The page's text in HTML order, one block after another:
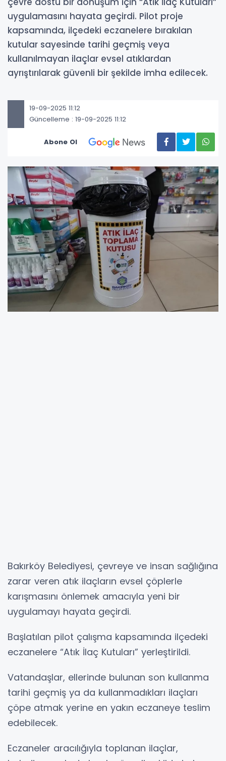
uygulamasını hayata geçirdi. Pilot proje
kapsamında, ilçedeki eczanelere bırakılan
kutular sayesinde tarihi geçmiş veya
kullanılmayan ilaçlar evsel atıklardan
ayrıştırılarak güvenli bir şekilde imha edilecek.
19-09-2025 11:12
Güncelleme : 19-09-2025 11:12
Abone Ol
Bakırköy Belediyesi, çevreye ve insan sağlığına
zarar veren atık ilaçların evsel çöplerle
karışmasını önlemek amacıyla yeni bir
uygulamayı hayata geçirdi.
Başlatılan pilot çalışma kapsamında ilçedeki
eczanelere “Atık İlaç Kutuları” yerleştirildi.
Vatandaşlar, ellerinde bulunan son kullanma
tarihi geçmiş ya da kullanmadıkları ilaçları
çöpe atmak yerine en yakın eczaneye teslim
edebilecek.
Eczaneler aracılığıyla toplanan ilaçlar,